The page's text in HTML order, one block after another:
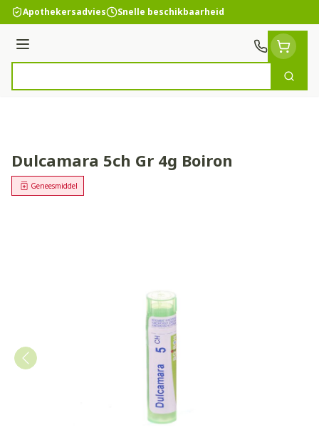
Ga naar de inhoud
Apothekersadvies Snelle beschikbaarheid
Menu
Zoek
Dulcamara 5ch Gr 4g Boiron
Geneesmiddel